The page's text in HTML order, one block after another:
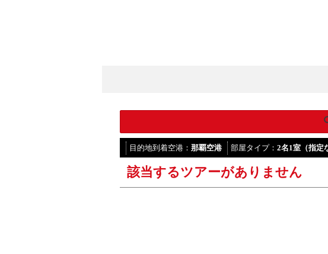
目的地到着空港： 那覇空港 部屋タイプ： 2名1室（指定
該当するツアーがありません